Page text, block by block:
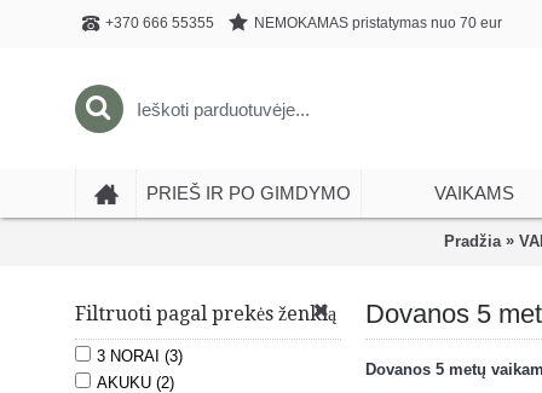
+370 666 55355 NEMOKAMAS pristatymas nuo 70 eur
PRIEŠ IR PO GIMDYMO VAIKAMS
Pradžia»
Filtruoti pagal prekės ženklą
3 NORAI (3)
AKUKU (2)
Dovanos 5
Dovanos 5 metų